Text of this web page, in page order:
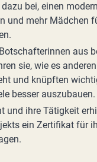
bei, einen
und mehr Mädchen
aus
sie, wie es
und knüpften
besser auszubauen.
und ihre Tätigkeit
ein Zertifikat für